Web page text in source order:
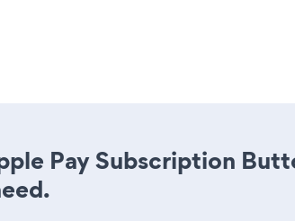
Pay Subscription